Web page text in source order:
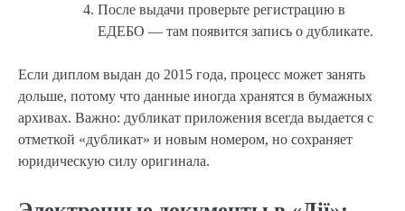
После выдачи проверьте регистрацию в
ЕДЕБО — там появится запись о дубликате.
Если диплом выдан до 2015 года, процесс может занять
дольше, потому что данные иногда хранятся в бумажных
архивах. Важно: дубликат приложения всегда выдается с
отметкой «дубликат» и новым номером, но сохраняет
юридическую силу оригинала.